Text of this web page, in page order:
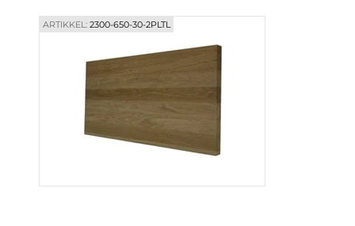
ARTIKKEL:2300-650-30-2PLTL